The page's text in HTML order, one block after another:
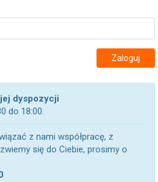
Zaloguj
dyspozycji
do 18:00.
z nami współpracę, z
się do Ciebie, prosimy o